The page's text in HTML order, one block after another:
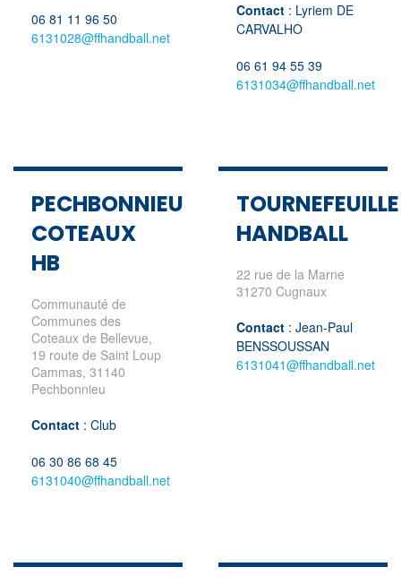
06 81 11 96 50
6131028@ffhandball.net
Contact : Lyriem DE
CARVALHO
06 61 94 55 39
6131034@ffhandball.net
PECHBONNIEU
COTEAUX
HB
Communauté de
Communes des
Coteaux de Bellevue,
19 route de Saint Loup
Cammas, 31140
Pechbonnieu
Contact : Club
06 30 86 68 45
6131040@ffhandball.net
TOURNEFEUILLE
HANDBALL
22 rue de la Marne
31270 Cugnaux
Contact : Jean-Paul
BENSSOUSSAN
6131041@ffhandball.net